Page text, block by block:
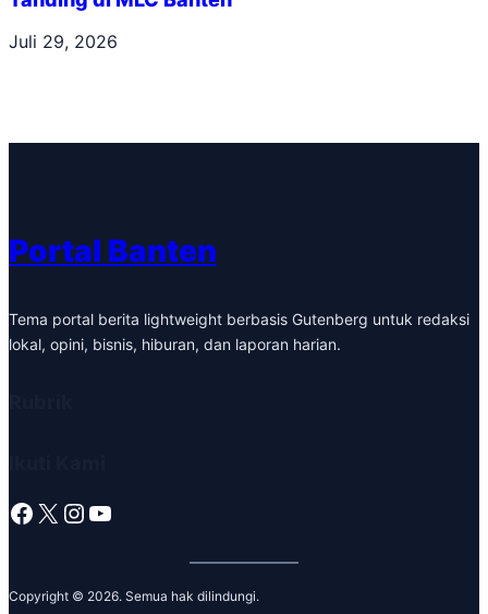
Juli 29, 2026
Portal Banten
Tema portal berita lightweight berbasis Gutenberg untuk redaksi
lokal, opini, bisnis, hiburan, dan laporan harian.
Facebook X Instagram YouTube
Copyright © 2026. Semua hak dilindungi.